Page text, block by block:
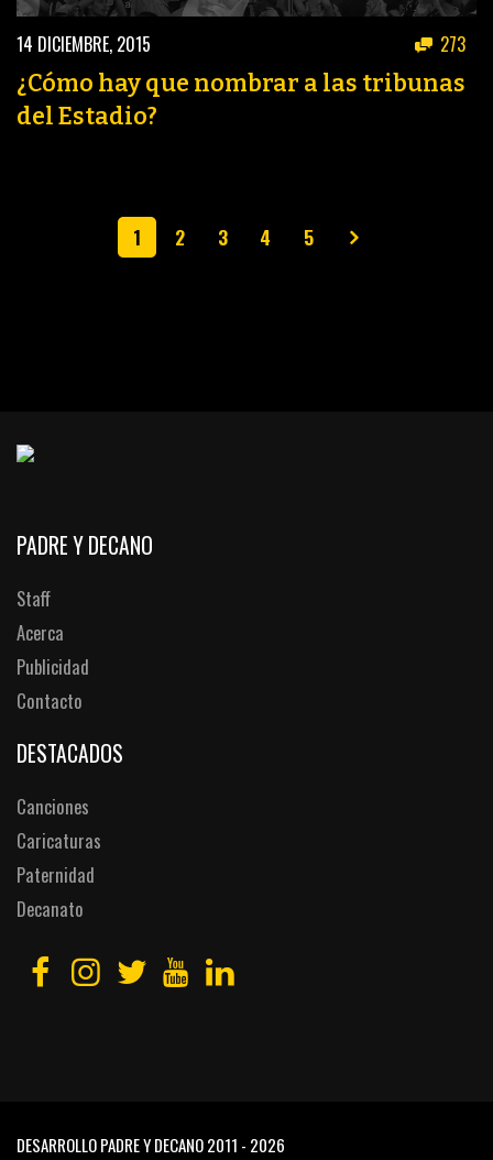
14 DICIEMBRE, 2015 273
¿Cómo hay que nombrar a las tribunas
del Estadio?
1 2 3 4 5
PADRE Y DECANO
Staff
Acerca
Publicidad
Contacto
DESTACADOS
Canciones
Caricaturas
Paternidad
Decanato
DESARROLLO PADRE Y DECANO2011 - 2026